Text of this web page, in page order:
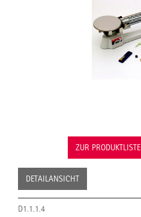
ZUR
DETAILANSICHT
D1.1.1.4